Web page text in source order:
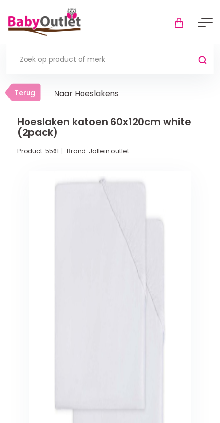
Terug
Thuis
Boxmatrassen en hoeslakens
Schommelstoelen en wipstoeltjes
Terug Naar Hoeslakens
Hoeslaken katoen 60x120cm white
(2pack)
Product: 5561 Brand: Jollein outlet